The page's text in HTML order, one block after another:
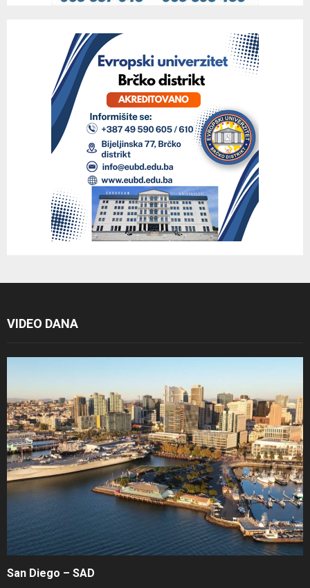
VIDEO DANA
San Diego – SAD